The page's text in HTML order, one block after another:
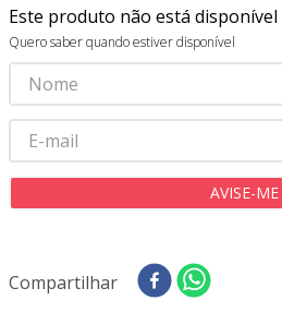
Este produto não está
Quero saber quando estiver disponível
Compartilhar
9º
tecido oxford
10º toalha mesa